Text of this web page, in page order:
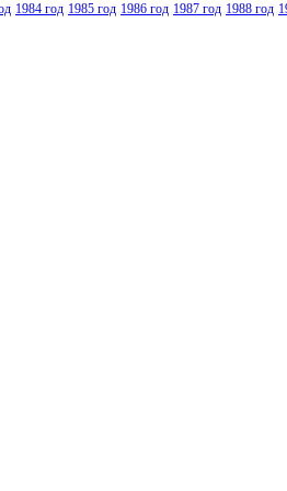
1984 год 1985 год 1986 год 1987 год 1988 год